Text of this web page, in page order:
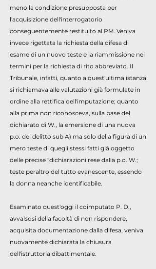
meno la condizione presupposta per
l'acquisizione dell'interrogatorio
conseguentemente restituito al PM. Veniva
invece rigettata la richiesta della difesa di
esame di un nuovo teste e la riammissione nei
termini per la richiesta di rito abbreviato. Il
Tribunale, infatti, quanto a quest'ultima istanza
si richiamava alle valutazioni già formulate in
ordine alla rettifica dell'imputazione; quanto
alla prima non riconosceva, sulla base del
dichiarato di W., la emersione di una nuova
p.o. del delitto sub A) ma solo della figura di un
mero teste di quegli stessi fatti già oggetto
delle precise "dichiarazioni rese dalla p.o. W.;
teste peraltro del tutto evanescente, essendo
la donna neanche identificabile.
Esaminato quest'oggi il coimputato P. D.,
avvalsosi della facoltà di non rispondere,
acquisita documentazione dalla difesa, veniva
nuovamente dichiarata la chiusura
dell'istruttoria dibattimentale.